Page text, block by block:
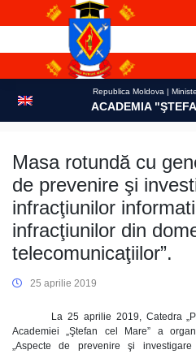
Republica Moldova |
ACADEMIA
Masa rotundă cu
de prevenire şi
infracţiunilor
infracţiunilor din
telecomunicaţiilor”.
25 aprilie 2019
La 25 aprilie 2019, Catedra
Academiei „Ştefan cel Mare” a
„Aspecte de prevenire şi